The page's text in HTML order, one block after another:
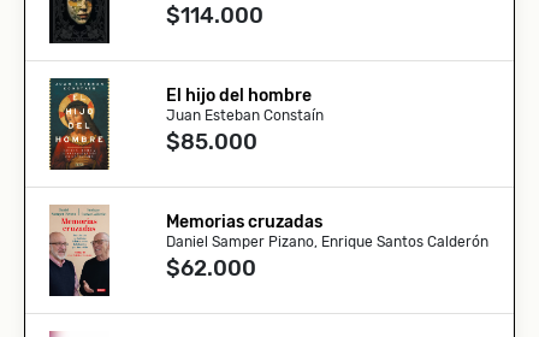
$114.000
El hijo del hombre
Juan Esteban Constaín
$85.000
Memorias cruzadas
Daniel Samper Pizano, Enrique Santos Calderón
$62.000